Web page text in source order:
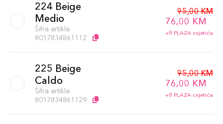
224 Beige
Medio
Šifra artikla
8017834861112
95,00 KM
76,00 KM
+8 PLAZA cvjetića
225 Beige
Caldo
Šifra artikla
8017834861129
95,00 KM
76,00 KM
+8 PLAZA cvjetića